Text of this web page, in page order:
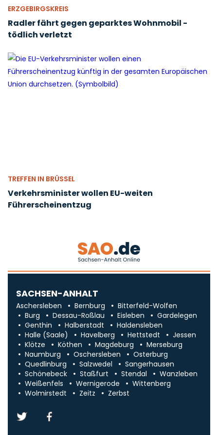
ERZGEBIRGSKREIS
Radler fährt gegen geparktes Wohnmobil -
tödlich verletzt
TREFFEN IN BRÜSSEL
Verkehrsminister wollen EU-weiten
Führerscheinentzug
SACHSEN-ANHALT
Aschersleben Bernburg
Bitterfeld-Wolfen
Burg
Dessau-Roßlau Eisleben
Gardelegen
Genthin
Halberstadt
Haldensleben
Halle (Saale)
Havelberg Hettstedt
Jessen
Klötze
Köthen Magdeburg
Merseburg
Naumburg
Oschersleben
Osterburg
Quedlinburg
Salzwedel
Sangerhausen
Schönebeck
Staßfurt Stendal
Wanzleben
Weißenfels
Wernigerode
Wittenberg
Wolmirstedt
Zeitz Zerbst